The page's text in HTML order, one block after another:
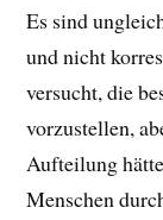
Es sind
und nicht
versucht, die
vorzustellen,
Aufteilung
Menschen